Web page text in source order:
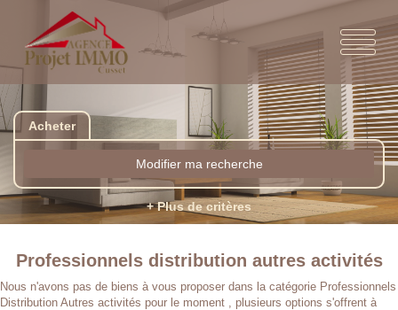
Acheter
Modifier ma recherche
+ Plus de critères
Professionnels distribution autres activités
Nous n'avons pas de biens à vous proposer dans la catégorie Professionnels
Distribution Autres activités pour le moment , plusieurs options s'offrent à